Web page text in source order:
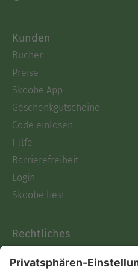
Kunden
Bücher
Preise
Skoobe App
Geschenkgutscheine
Code einlösen
Hilfe
Barrierefreiheit
Login
Skoobe liest
Rechtliches